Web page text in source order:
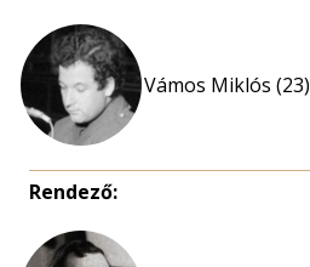
Vámos Miklós (23)
Rendező: